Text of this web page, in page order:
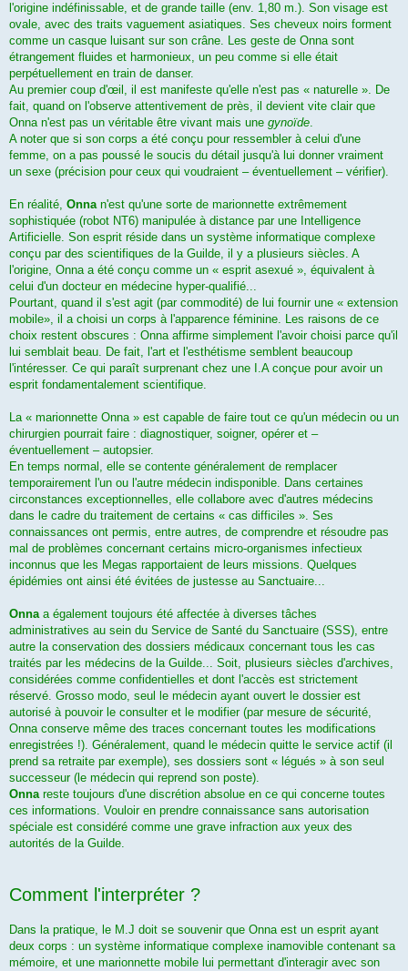
l'origine indéfinissable, et de grande taille (env. 1,80 m.). Son visage est
ovale, avec des traits vaguement asiatiques. Ses cheveux noirs forment
comme un casque luisant sur son crâne. Les geste de Onna sont
étrangement fluides et harmonieux, un peu comme si elle était
perpétuellement en train de danser.
Au premier coup d'œil, il est manifeste qu'elle n'est pas « naturelle ». De
fait, quand on l'observe attentivement de près, il devient vite clair que
Onna n'est pas un véritable être vivant mais une gynoïde.
A noter que si son corps a été conçu pour ressembler à celui d'une
femme, on a pas poussé le soucis du détail jusqu'à lui donner vraiment
un sexe (précision pour ceux qui voudraient – éventuellement – vérifier).
En réalité, Onnan'est qu'une sorte de marionnette extrêmement
sophistiquée (robot NT6) manipulée à distance par une Intelligence
Artificielle. Son esprit réside dans un système informatique complexe
conçu par des scientifiques de la Guilde, il y a plusieurs siècles. A
l'origine, Onna a été conçu comme un « esprit asexué », équivalent à
celui d'un docteur en médecine hyper-qualifié...
Pourtant, quand il s'est agit (par commodité) de lui fournir une « extension
mobile», il a choisi un corps à l'apparence féminine. Les raisons de ce
choix restent obscures : Onna affirme simplement l'avoir choisi parce qu'il
lui semblait beau. De fait, l'art et l'esthétisme semblent beaucoup
l'intéresser. Ce qui paraît surprenant chez une I.A conçue pour avoir un
esprit fondamentalement scientifique.
La « marionnette Onna » est capable de faire tout ce qu'un médecin ou un
chirurgien pourrait faire : diagnostiquer, soigner, opérer et –
éventuellement – autopsier.
En temps normal, elle se contente généralement de remplacer
temporairement l'un ou l'autre médecin indisponible. Dans certaines
circonstances exceptionnelles, elle collabore avec d'autres médecins
dans le cadre du traitement de certains « cas difficiles ». Ses
connaissances ont permis, entre autres, de comprendre et résoudre pas
mal de problèmes concernant certains micro-organismes infectieux
inconnus que les Megas rapportaient de leurs missions. Quelques
épidémies ont ainsi été évitées de justesse au Sanctuaire...
Onnaa également toujours été affectée à diverses tâches
administratives au sein du Service de Santé du Sanctuaire (SSS), entre
autre la conservation des dossiers médicaux concernant tous les cas
traités par les médecins de la Guilde... Soit, plusieurs siècles d'archives,
considérées comme confidentielles et dont l'accès est strictement
réservé. Grosso modo, seul le médecin ayant ouvert le dossier est
autorisé à pouvoir le consulter et le modifier (par mesure de sécurité,
Onna conserve même des traces concernant toutes les modifications
enregistrées !). Généralement, quand le médecin quitte le service actif (il
prend sa retraite par exemple), ses dossiers sont « légués » à son seul
successeur (le médecin qui reprend son poste).
Onnareste toujours d'une discrétion absolue en ce qui concerne toutes
ces informations. Vouloir en prendre connaissance sans autorisation
spéciale est considéré comme une grave infraction aux yeux des
autorités de la Guilde.
Comment l'interpréter ?
Dans la pratique, le M.J doit se souvenir que Onna est un esprit ayant
deux corps : un système informatique complexe inamovible contenant sa
mémoire, et une marionnette mobile lui permettant d'interagir avec son